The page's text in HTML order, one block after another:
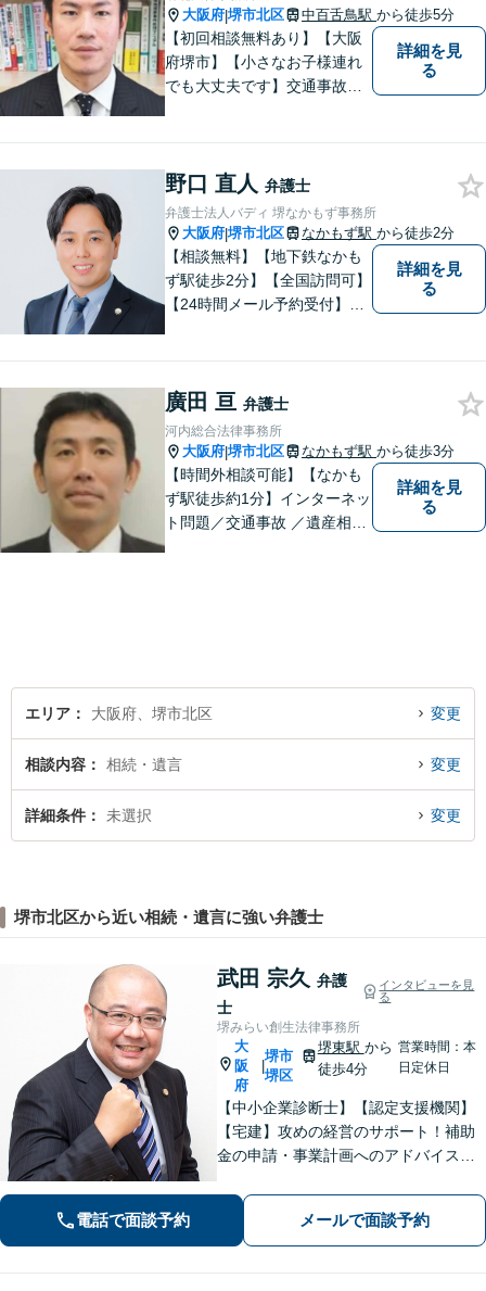
大阪府|堺市北区 中百舌鳥駅 から徒歩5分
【初回相談無料あり】【大阪
府堺市】【小さなお子様連れ
でも大丈夫です】交通事故、
詳細を見
る
野口 直人 弁護士
弁護士法人バディ 堺なかもず事務所
大阪府|堺市北区 なかもず駅 から徒歩2分
【相談無料】【地下鉄なかも
ず駅徒歩2分】【全国訪問可】
【24時間メール予約受付】
ます。
詳細を見
る
廣田 亘 弁護士
河内総合法律事務所
大阪府|堺市北区 なかもず駅 から徒歩3分
【時間外相談可能】【なかも
ず駅徒歩約1分】インターネッ
ト問題／交通事故 ／遺産相
詳細を見
る
エリア 大阪府、堺市北区 変更
相談内容 相続・遺言 変更
詳細条件 未選択 変更
堺市北区から近い相続・遺言に強い弁護士
武田 宗久 弁護
士
インタビューを見
る
堺みらい創生法律事務所
大
阪
府
堺市
堺区
堺東駅 から
徒歩4分
営業時間：本
日定休日
【中小企業診断士】【認定支援機関】
【宅建】攻めの経営のサポート！補助
金の申請・事業計画へのアドバイス／
せ！財産分与・事業継承／交通事故／
債務整理／労働問題も【夜間・休日面
談】【完全個室】【堺東駅4分】
電話で面談予約 メールで面談予約